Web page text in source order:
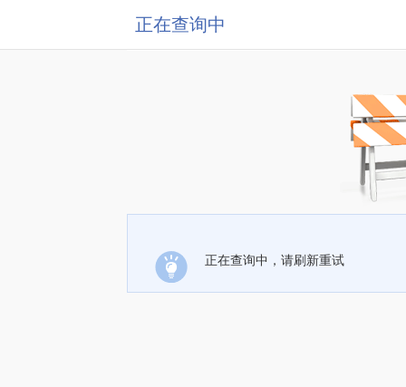
正在查询中
正在查询中，请刷新重试